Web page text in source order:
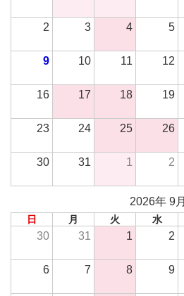
2 3 4 5
9 10 11 12
16 17 18 19
23 24 25 26
30 31 1 2
2026年 9月
日 月 火 水
30 31 1 2
6 7 8 9